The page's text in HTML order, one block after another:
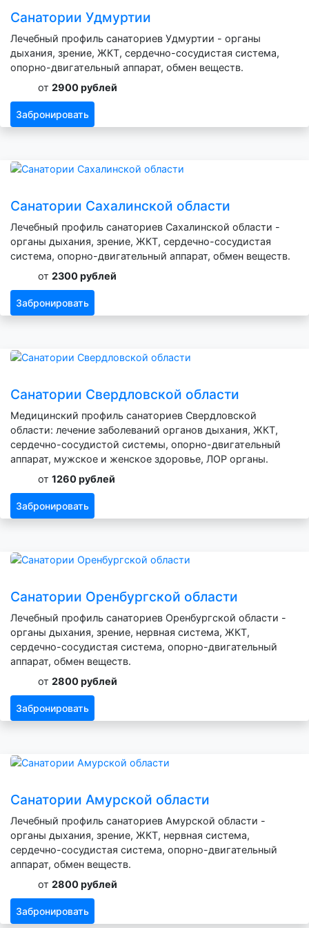
Санатории Удмуртии
Лечебный профиль санаториев Удмуртии - органы
дыхания, зрение, ЖКТ, сердечно-сосудистая система,
опорно-двигательный аппарат, обмен веществ.
от 2900 рублей
Забронировать
Санатории Сахалинской области
Лечебный профиль санаториев Сахалинской области -
органы дыхания, зрение, ЖКТ, сердечно-сосудистая
система, опорно-двигательный аппарат, обмен веществ.
от 2300 рублей
Забронировать
Санатории Свердловской области
Медицинский профиль санаториев Свердловской
области: лечение заболеваний органов дыхания, ЖКТ,
сердечно-сосудистой системы, опорно-двигательный
аппарат, мужское и женское здоровье, ЛОР органы.
от 1260 рублей
Забронировать
Санатории Оренбургской области
Лечебный профиль санаториев Оренбургской области -
органы дыхания, зрение, нервная система, ЖКТ,
сердечно-сосудистая система, опорно-двигательный
аппарат, обмен веществ.
от 2800 рублей
Забронировать
Санатории Амурской области
Лечебный профиль санаториев Амурской области -
органы дыхания, зрение, ЖКТ, нервная система,
сердечно-сосудистая система, опорно-двигательный
аппарат, обмен веществ.
от 2800 рублей
Забронировать